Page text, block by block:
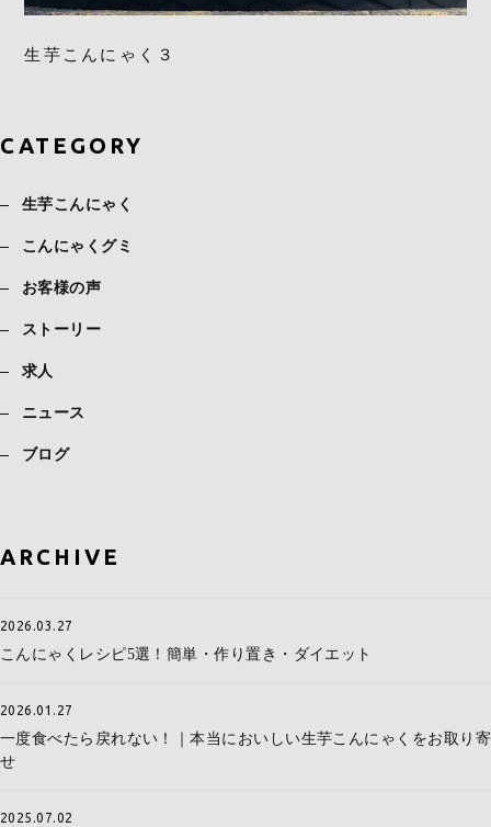
生芋こんにゃく３
CATEGORY
生芋こんにゃく
こんにゃくグミ
お客様の声
ストーリー
求人
ニュース
ブログ
ARCHIVE
2026.03.27
こんにゃくレシピ5選！簡単・作り置き・ダイエット
2026.01.27
一度食べたら戻れない！｜本当においしい生芋こんにゃくをお取り寄
せ
2025.07.02